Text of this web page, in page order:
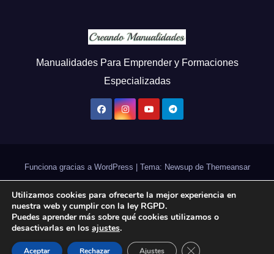
Manualidades Para Emprender y Formaciones
Especializadas
Funciona gracias a WordPress Tema: Newsup de Themeansar
Cursos Online Taller de Ana Gual Videos
Políticas de Privacidad Contacto Suscríbete
Canal de Telegram
Utilizamos cookies para ofrecerte la mejor experiencia en
nuestra web y cumplir con la ley RGPD.
Puedes aprender más sobre qué cookies utilizamos o
desactivarlas en los ajustes.
Aceptar Rechazar Ajustes Cerrar el banner de